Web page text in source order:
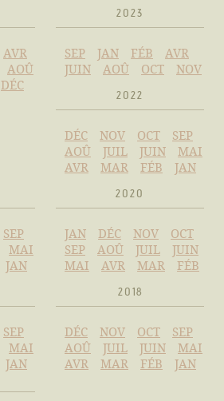
AVR
AOÛ
DÉC
2023
SEP JAN FÉB
AVR
JUIN
AOÛ OCT NOV
2022
DÉC NOV OCT
SEP
AOÛ
JUIL JUIN
MAI
AVR
MAR FÉB JAN
SEP
MAI
JAN
2020
JAN DÉC NOV
OCT
SEP
AOÛ JUIL
JUIN
MAI
AVR MAR FÉB
SEP
MAI
JAN
2018
DÉC NOV OCT
SEP
AOÛ
JUIL JUIN
MAI
AVR
MAR FÉB JAN